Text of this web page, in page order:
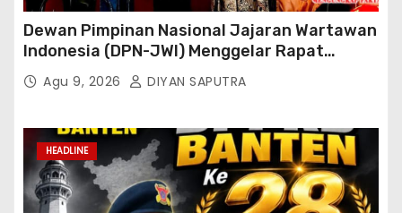
Dewan Pimpinan Nasional Jajaran Wartawan
Indonesia (DPN-JWI) Menggelar Rapat
Konsolidasi Dan Restrukturisasi Di Jakarta
Agu 9, 2026 DIYAN SAPUTRA
HEADLINE